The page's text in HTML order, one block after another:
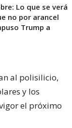
Lo que se verá
no por arancel
Trump a
al polisilicio,
y los
el próximo